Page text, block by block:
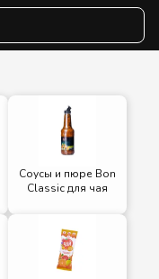
Соусы и пюре Bon
Classic для чая